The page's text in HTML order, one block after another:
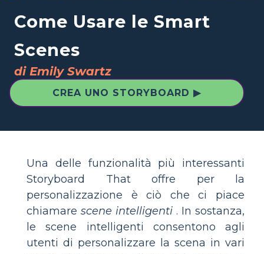
Come Usare le Smart
Scenes
di Emily Swartz
CREA UNO STORYBOARD ▶
Una delle funzionalità più interessanti
Storyboard That offre per la
personalizzazione è ciò che ci piace
chiamare scene intelligenti . In sostanza,
le scene intelligenti consentono agli
utenti di personalizzare la scena in vari